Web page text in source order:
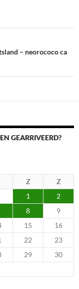
– neorococo ca
GEARRIVEERD?
Z
Z
1
2
8
9
15
16
22
23
29
30